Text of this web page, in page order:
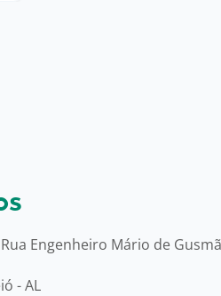
Engenheiro Mário de
- AL